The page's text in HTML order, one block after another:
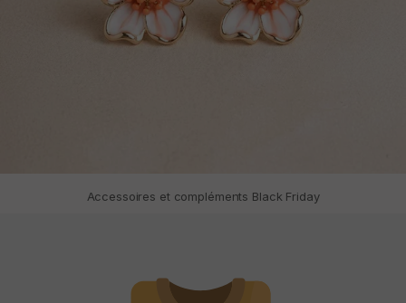
Accessoires et compléments Black Friday